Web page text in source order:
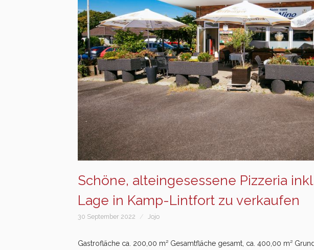
Schöne, alteingesessene Pizzeria
Lage in Kamp-Lintfort zu verkaufen
30 September 2022 Jojo
Gastrofläche ca. 200,00 m² Gesamtfläche gesamt, ca. 400,00 m²